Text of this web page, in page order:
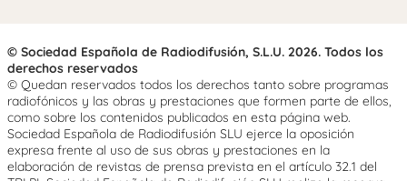
© Sociedad Española de Radiodifusión, S.L.U. 2026. Todos los
derechos reservados
© Quedan reservados todos los derechos tanto sobre programas
radiofónicos y las obras y prestaciones que formen parte de ellos,
como sobre los contenidos publicados en esta página web.
Sociedad Española de Radiodifusión SLU ejerce la oposición
expresa frente al uso de sus obras y prestaciones en la
elaboración de revistas de prensa prevista en el artículo 32.1 del